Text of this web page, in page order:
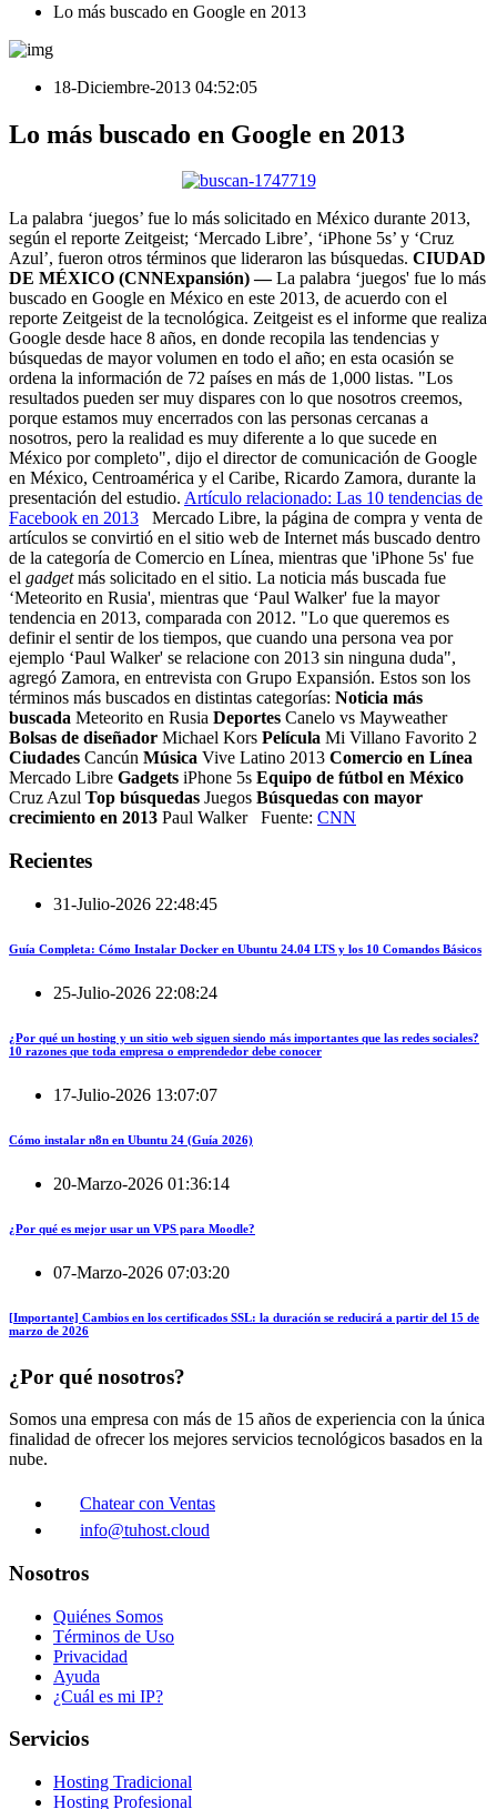
Lo más buscado en Google en 2013
18-Diciembre-2013 04:52:05
Lo más buscado en Google en 2013
La palabra ‘juegos’ fue lo más solicitado en México durante 2013,
según el reporte Zeitgeist; ‘Mercado Libre’, ‘iPhone 5s’ y ‘Cruz
Azul’, fueron otros términos que lideraron las búsquedas. CIUDAD
DE MÉXICO (CNNExpansión) —La palabra ‘juegos' fue lo más
buscado en Google en México en este 2013, de acuerdo con el
reporte Zeitgeist de la tecnológica. Zeitgeist es el informe que realiza
Google desde hace 8 años, en donde recopila las tendencias y
búsquedas de mayor volumen en todo el año; en esta ocasión se
ordena la información de 72 países en más de 1,000 listas. "Los
resultados pueden ser muy dispares con lo que nosotros creemos,
porque estamos muy encerrados con las personas cercanas a
nosotros, pero la realidad es muy diferente a lo que sucede en
México por completo", dijo el director de comunicación de Google
en México, Centroamérica y el Caribe, Ricardo Zamora, durante la
presentación del estudio. Artículo relacionado: Las 10 tendencias de
Facebook en 2013 Mercado Libre, la página de compra y venta de
artículos se convirtió en el sitio web de Internet más buscado dentro
de la categoría de Comercio en Línea, mientras que 'iPhone 5s' fue
el gadgetmás solicitado en el sitio. La noticia más buscada fue
‘Meteorito en Rusia', mientras que ‘Paul Walker' fue la mayor
tendencia en 2013, comparada con 2012. "Lo que queremos es
definir el sentir de los tiempos, que cuando una persona vea por
ejemplo ‘Paul Walker' se relacione con 2013 sin ninguna duda",
agregó Zamora, en entrevista con Grupo Expansión. Estos son los
términos más buscados en distintas categorías: Noticia más
buscada Meteorito en Rusia Deportes Canelo vs Mayweather
Bolsas de diseñador Michael Kors Película Mi Villano Favorito 2
Ciudades Cancún Música Vive Latino 2013 Comercio en Línea
Mercado Libre Gadgets iPhone 5s Equipo de fútbol en México
Cruz Azul Top búsquedas Juegos Búsquedas con mayor
crecimiento en 2013 Paul Walker Fuente: CNN
Recientes
31-Julio-2026 22:48:45
Guía Completa: Cómo Instalar Docker en Ubuntu 24.04 LTS y los 10 Comandos Básicos
25-Julio-2026 22:08:24
¿Por qué un hosting y un sitio web siguen siendo más importantes que las redes sociales?
10 razones que toda empresa o emprendedor debe conocer
17-Julio-2026 13:07:07
Cómo instalar n8n en Ubuntu 24 (Guía 2026)
20-Marzo-2026 01:36:14
¿Por qué es mejor usar un VPS para Moodle?
07-Marzo-2026 07:03:20
[Importante] Cambios en los certificados SSL: la duración se reducirá a partir del 15 de
marzo de 2026
¿Por qué nosotros?
Somos una empresa con más de 15 años de experiencia con la única
finalidad de ofrecer los mejores servicios tecnológicos basados en la
nube.
Chatear con Ventas
info@tuhost.cloud
Nosotros
Quiénes Somos
Términos de Uso
Privacidad
Ayuda
¿Cuál es mi IP?
Servicios
Hosting Tradicional
Hosting Profesional